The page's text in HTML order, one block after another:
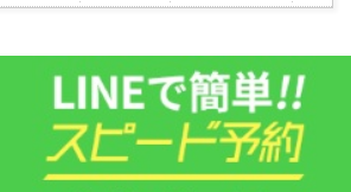
録